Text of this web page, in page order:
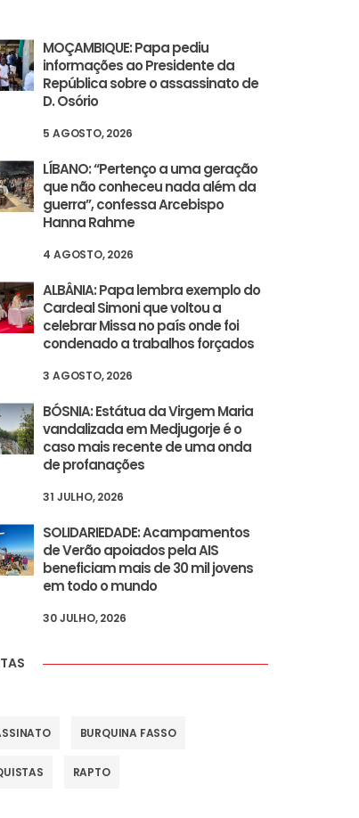
MOÇAMBIQUE: Papa pediu
informações ao Presidente da
República sobre o assassinato de
D. Osório
5 AGOSTO, 2026
LÍBANO: “Pertenço a uma geração
que não conheceu nada além da
guerra”, confessa Arcebispo
Hanna Rahme
4 AGOSTO, 2026
ALBÂNIA: Papa lembra exemplo do
Cardeal Simoni que voltou a
celebrar Missa no país onde foi
condenado a trabalhos forçados
3 AGOSTO, 2026
BÓSNIA: Estátua da Virgem Maria
vandalizada em Medjugorje é o
caso mais recente de uma onda
de profanações
31 JULHO, 2026
SOLIDARIEDADE: Acampamentos
de Verão apoiados pela AIS
beneficiam mais de 30 mil jovens
em todo o mundo
30 JULHO, 2026
BURQUINA FASSO
RAPTO